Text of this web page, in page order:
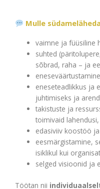
Mulle
vaimne ja füüsiline
suhted
sõbrad, raha – ja
eneseteadlikkus ja
juhtimiseks ja
takistuste ja
toimivaid
edasiviiv koostöö
eesmärgistamine,
isiklikul kui
selged visioonid ja
Töötan nii